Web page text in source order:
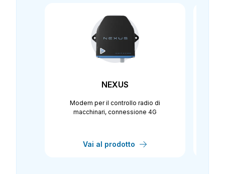
NEXUS
Modem per il controllo radio di
macchinari, connessione 4G
Vai al prodotto